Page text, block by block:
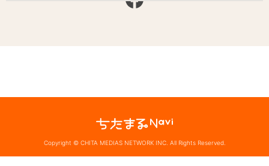
Copyright © CHITA MEDIAS NETWORK INC. All Rights Reserved.